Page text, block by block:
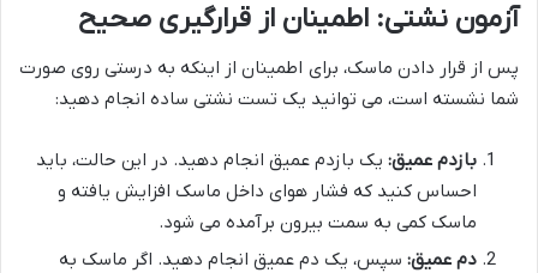
آزمون نشتی: اطمینان از قرارگیری صحیح
پس از قرار دادن ماسک، برای اطمینان از اینکه به درستی روی صورت
شما نشسته است، می توانید یک تست نشتی ساده انجام دهید:
بازدم عمیق: یک بازدم عمیق انجام دهید. در این حالت، باید
احساس کنید که فشار هوای داخل ماسک افزایش یافته و
ماسک کمی به سمت بیرون برآمده می شود.
دم عمیق: سپس، یک دم عمیق انجام دهید. اگر ماسک به